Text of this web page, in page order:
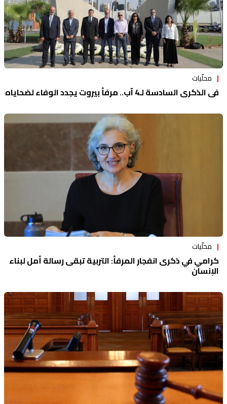
محلّيات
في الذكرى السادسة لـ4 آب.. مرفأ بيروت يجدد الوفاء لضحاياه
محلّيات
كرامي في ذكرى انفجار المرفأ: التربية تبقى رسالة أمل لبناء
الإنسان